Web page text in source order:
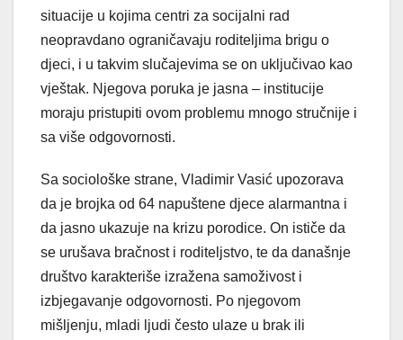
situacije u kojima centri za socijalni rad
neopravdano ograničavaju roditeljima brigu o
djeci, i u takvim slučajevima se on uključivao kao
vještak. Njegova poruka je jasna – institucije
moraju pristupiti ovom problemu mnogo stručnije i
sa više odgovornosti.
Sa sociološke strane, Vladimir Vasić upozorava
da je brojka od 64 napuštene djece alarmantna i
da jasno ukazuje na krizu porodice. On ističe da
se urušava bračnost i roditeljstvo, te da današnje
društvo karakteriše izražena samoživost i
izbjegavanje odgovornosti. Po njegovom
mišljenju, mladi ljudi često ulaze u brak ili